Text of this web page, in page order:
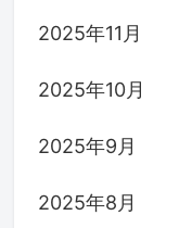
2025年11月
2025年10月
2025年9月
2025年8月